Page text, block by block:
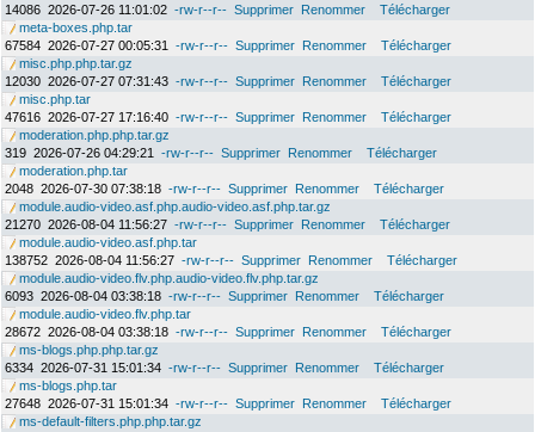
14086 2026-07-26 11:01:02 -rw-r--r-- Supprimer Renommer
Télécharger
meta-boxes.php.tar
67584 2026-07-27 00:05:31 -rw-r--r-- Supprimer Renommer
Télécharger
misc.php.php.tar.gz
12030 2026-07-27 07:31:43 -rw-r--r-- Supprimer Renommer
Télécharger
misc.php.tar
47616 2026-07-27 17:16:40 -rw-r--r-- Supprimer Renommer
Télécharger
moderation.php.php.tar.gz
319 2026-07-26 04:29:21 -rw-r--r-- Supprimer Renommer
Télécharger
moderation.php.tar
2048 2026-07-30 07:38:18 -rw-r--r-- Supprimer Renommer
Télécharger
module.audio-video.asf.php.audio-video.asf.php.tar.gz
21270 2026-08-04 11:56:27 -rw-r--r-- Supprimer Renommer
Télécharger
module.audio-video.asf.php.tar
138752 2026-08-04 11:56:27 -rw-r--r-- Supprimer Renommer
Télécharger
module.audio-video.flv.php.audio-video.flv.php.tar.gz
6093 2026-08-04 03:38:18 -rw-r--r-- Supprimer Renommer
Télécharger
module.audio-video.flv.php.tar
28672 2026-08-04 03:38:18 -rw-r--r-- Supprimer Renommer
Télécharger
ms-blogs.php.php.tar.gz
6334 2026-07-31 15:01:34 -rw-r--r-- Supprimer Renommer
Télécharger
ms-blogs.php.tar
27648 2026-07-31 15:01:34 -rw-r--r-- Supprimer Renommer
Télécharger
ms-default-filters.php.php.tar.gz